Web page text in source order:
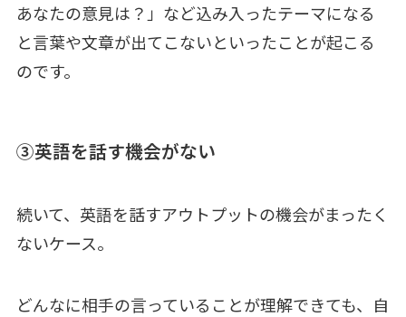
あなたの意見は？」など込み入ったテーマになる
と言葉や文章が出てこないといったことが起こる
のです。
③英語を話す機会がない
続いて、英語を話すアウトプットの機会がまったく
ないケース。
どんなに相手の言っていることが理解できても、自